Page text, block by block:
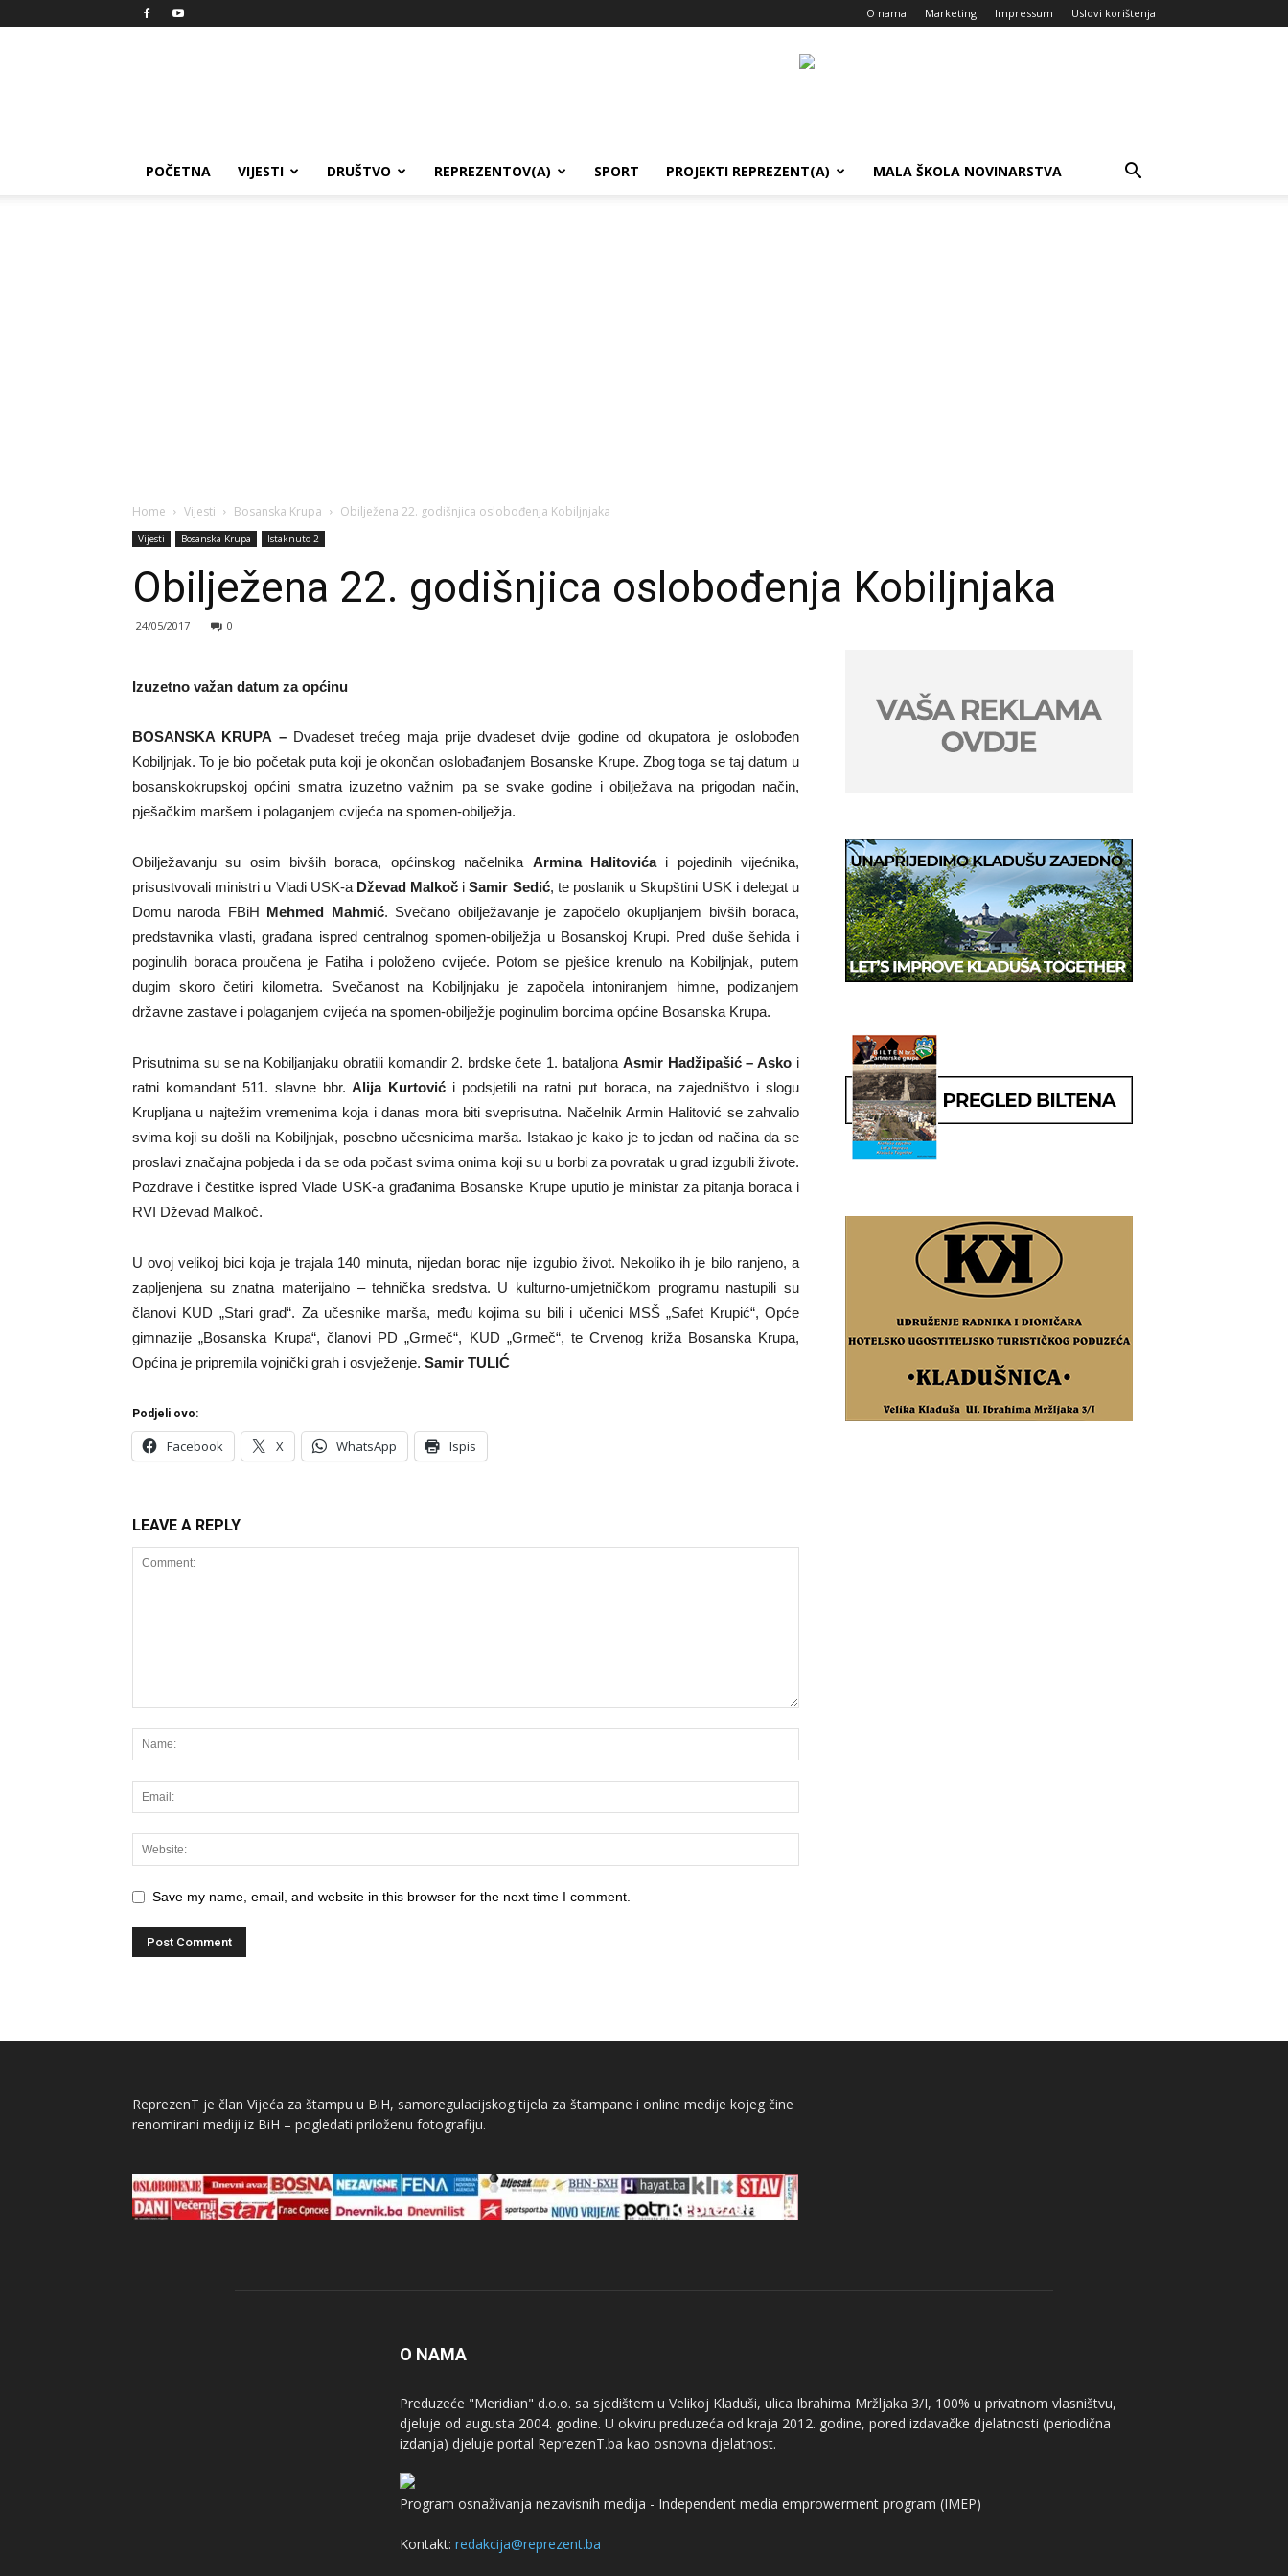
O nama Marketing Impressum Uslovi korištenja
POČETNA VIJESTI DRUŠTVO REPREZENTOV(A) SPORT PROJEKTI REPREZENT(A) MALA ŠKOLA NOVINARSTVA
Home Vijesti Bosanska Krupa Obilježena 22. godišnjica oslobođenja Kobiljnjaka
Vijesti Bosanska Krupa Istaknuto 2
Obilježena 22. godišnjica oslobođenja Kobiljnjaka
24/05/2017 0
Izuzetno važan datum za općinu
BOSANSKA KRUPA –Dvadeset trećeg maja prije dvadeset dvije godine od okupatora je oslobođen
Kobiljnjak. To je bio početak puta koji je okončan oslobađanjem Bosanske Krupe. Zbog toga se taj datum u
bosanskokrupskoj općini smatra izuzetno važnim pa se svake godine i obilježava na prigodan način,
pješačkim maršem i polaganjem cvijeća na spomen-obilježja.
Obilježavanju su osim bivših boraca, općinskog načelnika Armina Halitovićai pojedinih vijećnika,
prisustvovali ministri u Vladi USK-a Dževad Malkoč iSamir Sedić, te poslanik u Skupštini USK i delegat u
Domu naroda FBiH Mehmed Mahmić. Svečano obilježavanje je započelo okupljanjem bivših boraca,
predstavnika vlasti, građana ispred centralnog spomen-obilježja u Bosanskoj Krupi. Pred duše šehida i
poginulih boraca proučena je Fatiha i položeno cvijeće. Potom se pješice krenulo na Kobiljnjak, putem
dugim skoro četiri kilometra. Svečanost na Kobiljnjaku je započela intoniranjem himne, podizanjem
državne zastave i polaganjem cvijeća na spomen-obilježje poginulim borcima općine Bosanska Krupa.
Prisutnima su se na Kobiljanjaku obratili komandir 2. brdske čete 1. bataljona Asmir Hadžipašić – Asko i
ratni komandant 511. slavne bbr.Alija Kurtović i podsjetili na ratni put boraca, na zajedništvo i slogu
Krupljana u najtežim vremenima koja i danas mora biti sveprisutna. Načelnik Armin Halitović se zahvalio
svima koji su došli na Kobiljnjak, posebno učesnicima marša. Istakao je kako je to jedan od načina da se
proslavi značajna pobjeda i da se oda počast svima onima koji su u borbi za povratak u grad izgubili živote.
Pozdrave i čestitke ispred Vlade USK-a građanima Bosanske Krupe uputio je ministar za pitanja boraca i
RVI Dževad Malkoč.
U ovoj velikoj bici koja je trajala 140 minuta, nijedan borac nije izgubio život. Nekoliko ih je bilo ranjeno, a
zapljenjena su znatna materijalno – tehnička sredstva. U kulturno-umjetničkom programu nastupili su
članovi KUD „Stari grad“. Za učesnike marša, među kojima su bili i učenici MSŠ „Safet Krupić“, Opće
gimnazije „Bosanska Krupa“, članovi PD „Grmeč“, KUD „Grmeč“, te Crvenog križa Bosanska Krupa,
Općina je pripremila vojnički grah i osvježenje. Samir TULIĆ
Podjeli ovo:
Facebook X WhatsApp Ispis
LEAVE A REPLY
Save my name, email, and website in this browser for the next time I comment.
ReprezenT je član Vijeća za štampu u BiH, samoregulacijskog tijela za štampane i online medije kojeg čine
renomirani mediji iz BiH – pogledati priloženu fotografiju.
O NAMA
Preduzeće "Meridian" d.o.o. sa sjedištem u Velikoj Kladuši, ulica Ibrahima Mržljaka 3/I, 100% u privatnom vlasništvu,
djeluje od augusta 2004. godine. U okviru preduzeća od kraja 2012. godine, pored izdavačke djelatnosti (periodična
izdanja) djeluje portal ReprezenT.ba kao osnovna djelatnost.
Program osnaživanja nezavisnih medija - Independent media emprowerment program (IMEP)
Kontakt: redakcija@reprezent.ba